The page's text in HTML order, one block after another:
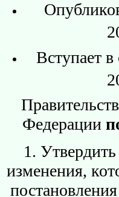
Вступает в
Федерации
1.
изменения,